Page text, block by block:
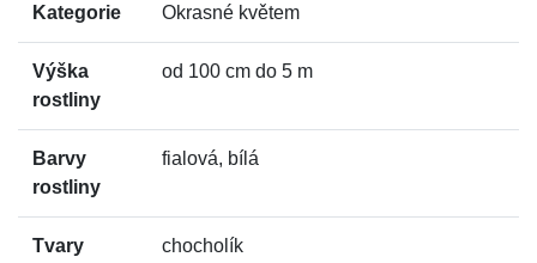
Kategorie Okrasné květem
Výška
rostliny
od 100 cm do 5 m
Barvy
rostliny
fialová, bílá
Tvary
chocholík